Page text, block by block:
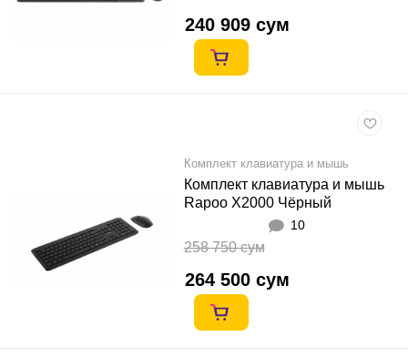
240 909 сум
Комплект клавиатура и мышь
Комплект клавиатура и мышь
Rapoo X2000 Чёрный
10
258 750 сум
264 500 сум